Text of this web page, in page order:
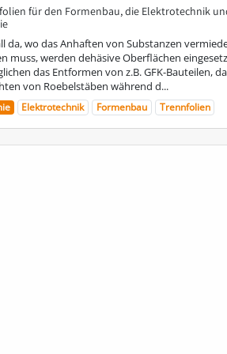
für den Formenbau, die Elektrotechnik
da, wo das Anhaften von Substanzen
muss, werden dehäsive Oberflächen
das Entformen von z.B. GFK-Bauteilen,
von Roebelstäben während d...
Elektrotechnik Formenbau Trennfolien